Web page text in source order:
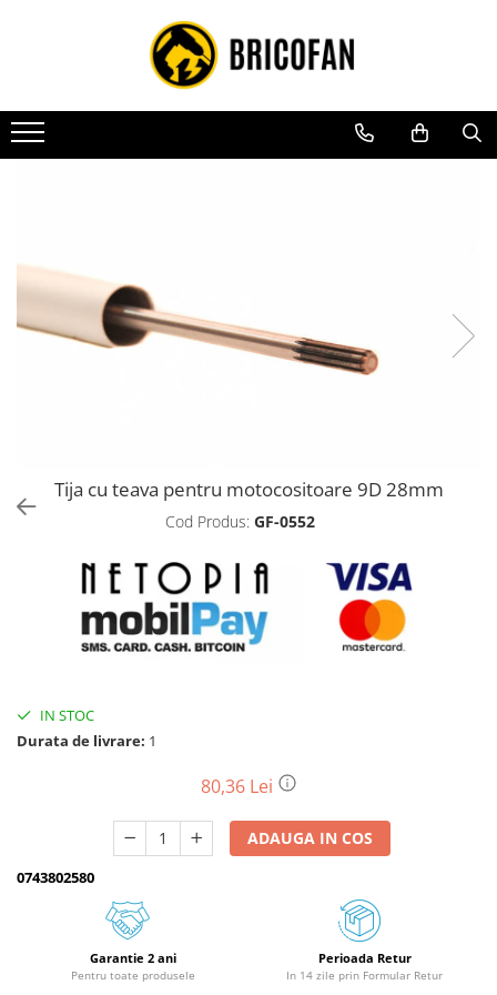
Toate Produsele
Vehicule electrice
Atv
Motocross
Piese de schimb vehicule electrice
Scutere electrice
Trotinete electrice
Biciclete, trotinete, triciclete
Triciclete
Motoburghie si accesorii
Motoburghie
Drujbe, fierastraie electrice
Consumabile drujbe, fierastraie
Drujbe electrice
Unelte electrice busteni
Mori cereale si batoze porumb
Batoze - mori desfacat porumb
Tija cu teava pentru motocositoare 9D 28mm
Cod Produs: GF-0552
IN STOC
Durata de livrare: 1
80,36 Lei
ADAUGA IN COS
0743802580
Garantie 2 ani
Pentru toate produsele
Perioada Retur
In 14 zile prin Formular Retur